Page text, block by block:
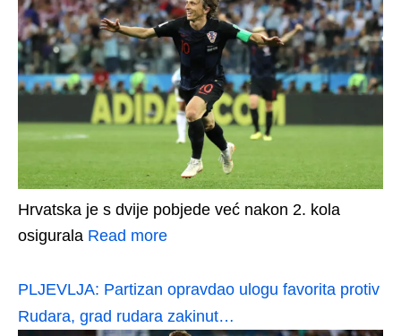
Hrvatska je s dvije pobjede već nakon 2. kola
osigurala Read more
PLJEVLJA: Partizan opravdao ulogu favorita protiv
Rudara, grad rudara zakinut…